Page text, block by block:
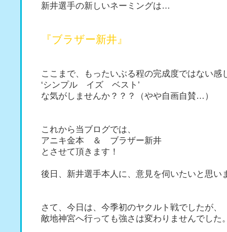
新井選手の新しいネーミングは…
『ブラザー新井』
ここまで、もったいぶる程の完成度ではない感
‘シンプル イズ ベスト’
な気がしませんか？？？（やや自画自賛…）
これから当ブログでは、
アニキ金本 ＆ ブラザー新井
とさせて頂きます！
後日、新井選手本人に、意見を伺いたいと思い
さて、今日は、今季初のヤクルト戦でしたが、
敵地神宮へ行っても強さは変わりませんでした